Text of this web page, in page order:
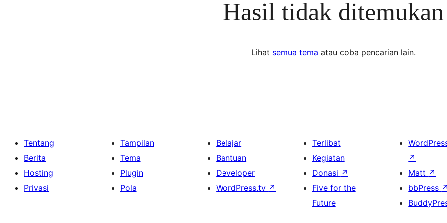
Hasil tidak ditemukan
Lihat semua tema atau coba pencarian lain.
Tentang
Berita
Hosting
Privasi
Tampilan
Tema
Plugin
Pola
Belajar
Bantuan
Developer
WordPress.tv ↗
Terlibat
Kegiatan
Donasi ↗
Five for the
Future
↗
Matt ↗
bbPress ↗